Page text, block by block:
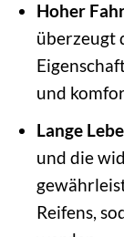
Hoher
überzeugt
und
Lange
und die
Reifens,